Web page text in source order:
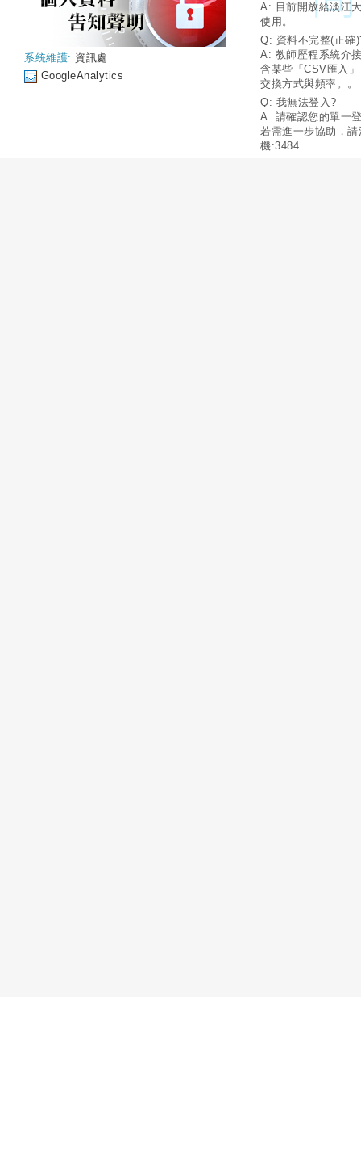
系統維護: 資訊處
GoogleAnalytics
A: 目前開放給淡江
使用。
Q: 資料不完整(正確
A: 教師歷程系統介
含某些「CSV匯入
交換方式與頻率。。
Q: 我無法登入?
A: 請確認您的單一
若需進一步協助，
機:3484